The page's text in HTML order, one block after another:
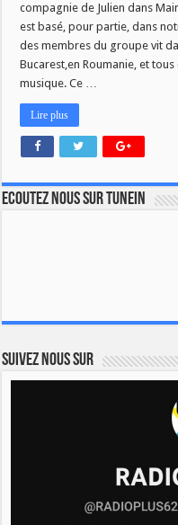
compagnie de Julien dans
est basé, pour partie, dans
des membres du groupe vit
Bucarest,en Roumanie, et
musique. Ce …
Lire plus
Ecoutez nous sur TuneIn
Suivez nous sur